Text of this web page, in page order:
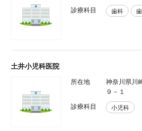
診療科目
歯科
土井小児科医院
所在地
神奈川県川
９－１
診療科目
小児科